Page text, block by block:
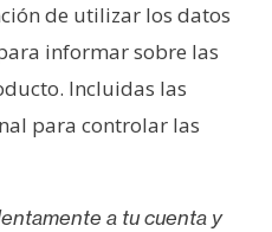
de utilizar los datos
informar sobre las
Incluidas las
para controlar las
a tu cuenta y